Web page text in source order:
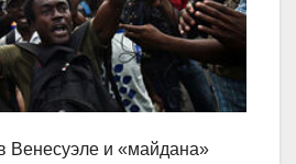
Венесуэле и «майдана»